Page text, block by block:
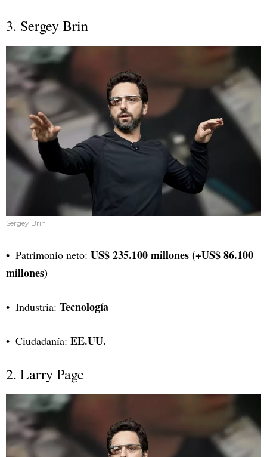
3. Sergey Brin
Sergey Brin
Patrimonio neto: US$ 235.100 millones (+US$ 86.100
millones)
Industria: Tecnología
Ciudadanía: EE.UU.
2. Larry Page